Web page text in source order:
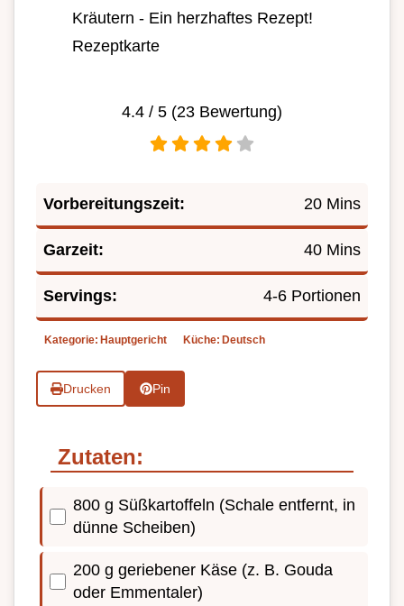
Kräutern - Ein herzhaftes Rezept!
Rezeptkarte
4.4 / 5 (23 Bewertung)
Vorbereitungszeit: 20 Mins
Garzeit: 40 Mins
Servings: 4-6 Portionen
Kategorie: Hauptgericht Küche: Deutsch
Drucken Pin
Zutaten:
800 g Süßkartoffeln (Schale entfernt, in
dünne Scheiben)
200 g geriebener Käse (z. B. Gouda
oder Emmentaler)